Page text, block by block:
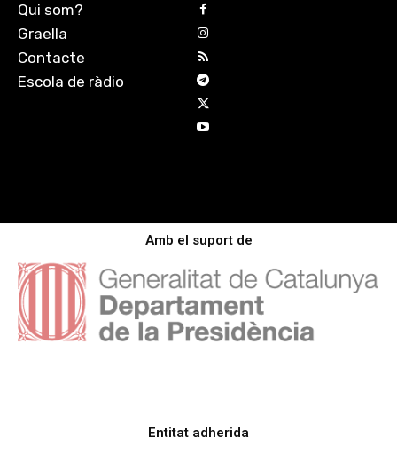
Qui som?
Graella
Contacte
Escola de ràdio
Amb el suport de
Entitat adherida